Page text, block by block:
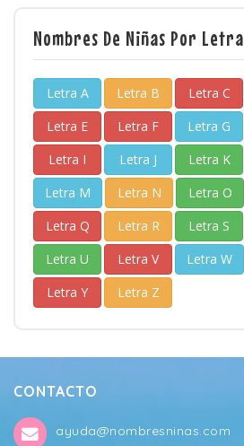
Nombres De Niñas Por Letra
Letra A Letra B Letra C
Letra E
Letra F Letra G
Letra I
Letra J Letra K
Letra M
Letra N Letra O
Letra Q
Letra R Letra S
Letra U
Letra V Letra W
Letra Y
Letra Z
CONTACTO
ayuda@nombresninas.com